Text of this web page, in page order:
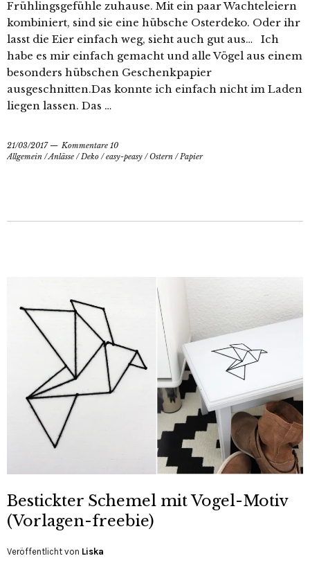
Frühlingsgefühle zuhause. Mit ein paar Wachteleiern
kombiniert, sind sie eine hübsche Osterdeko. Oder ihr
lasst die Eier einfach weg, sieht auch gut aus… Ich
habe es mir einfach gemacht und alle Vögel aus einem
besonders hübschen Geschenkpapier
ausgeschnitten.Das konnte ich einfach nicht im Laden
liegen lassen. Das …
21/03/2017
Kommentare 10
Allgemein /Anlässe / Deko /easy-peasy /Ostern / Papier
Bestickter Schemel mit Vogel-Motiv
(Vorlagen-freebie)
Veröffentlicht von Liska